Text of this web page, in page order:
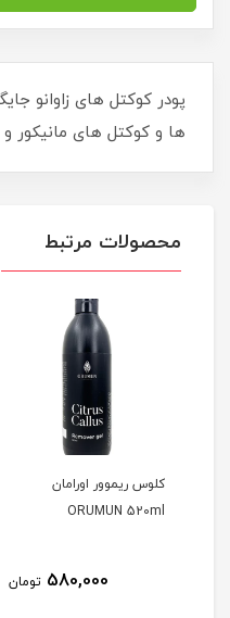
پودر کوکتل های زاوانو
ها و کوکتل های مانیکور
محصولات مرتبط
کلوس ریموور اورامان
ORUMUN 520ml
580,000 تومان